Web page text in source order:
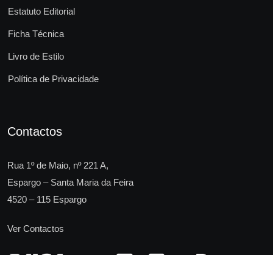
Estatuto Editorial
Ficha Técnica
Livro de Estilo
Política de Privacidade
Contactos
Rua 1º de Maio, nº 221 A,
Espargo – Santa Maria da Feira
4520 – 115 Espargo
Ver Contactos